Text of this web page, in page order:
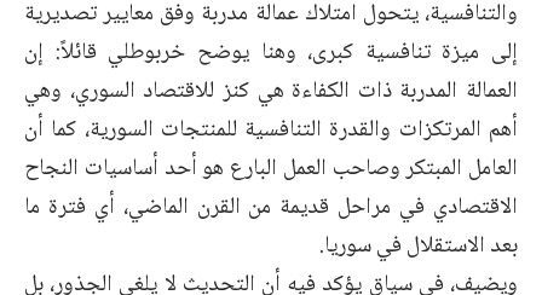
والتنافسية، يتحول امتلاك عمالة مدربة وفق معايير تصديرية
إلى ميزة تنافسية كبرى، وهنا يوضح خربوطلي قائلاً: إن
العمالة المدربة ذات الكفاءة هي كنز للاقتصاد السوري، وهي
أهم المرتكزات والقدرة التنافسية للمنتجات السورية، كما أن
العامل المبتكر وصاحب العمل البارع هو أحد أساسيات النجاح
الاقتصادي في مراحل قديمة من القرن الماضي، أي فترة ما
بعد الاستقلال في سوريا.
ويضيف، في سياق يؤكد فيه أن التحديث لا يلغي الجذور، بل